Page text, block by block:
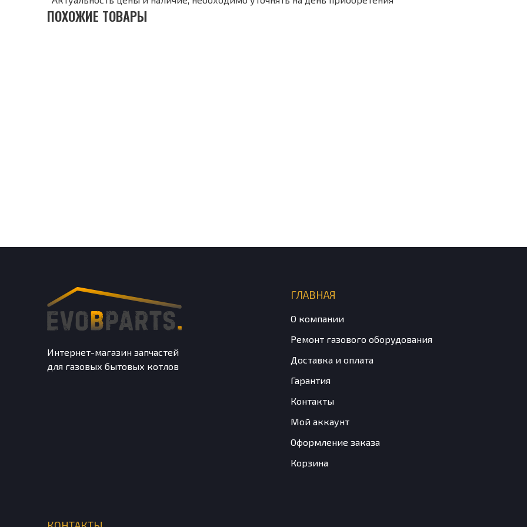
ПОХОЖИЕ ТОВАРЫ
Интернет-магазин запчастей
для газовых бытовых котлов
ГЛАВНАЯ
О компании
Ремонт газового оборудования
Доставка и оплата
Гарантия
Контакты
Мой аккаунт
Оформление заказа
Корзина